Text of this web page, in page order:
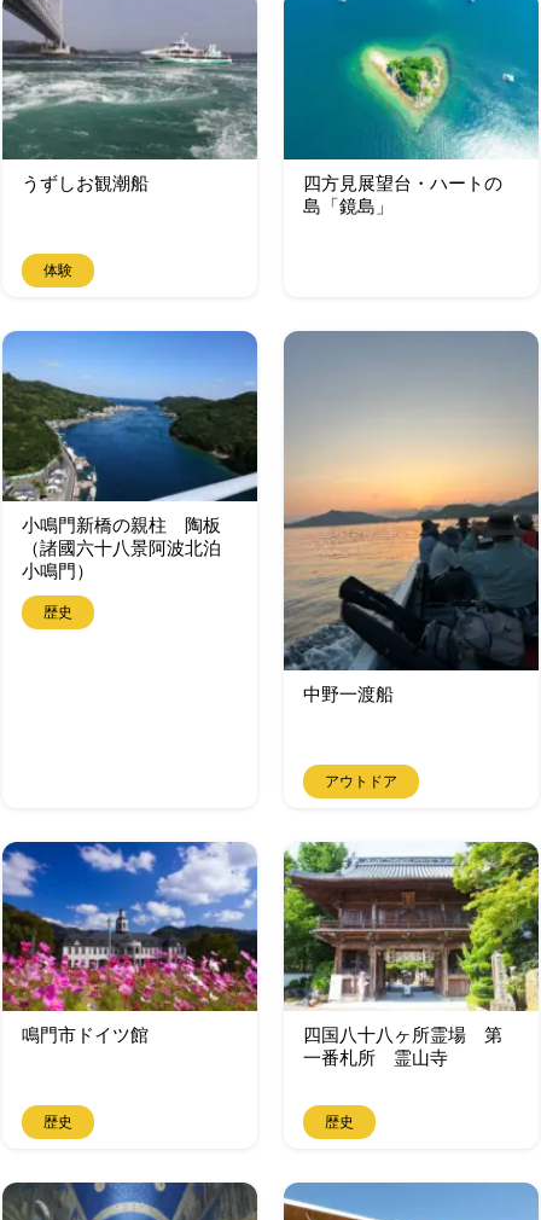
うずしお観潮船
体験
四方見展望台・ハートの
島「鏡島」
小鳴門新橋の親柱 陶板
（諸國六十八景阿波北泊
小鳴門）
歴史
中野一渡船
アウトドア
鳴門市ドイツ館
歴史
四国八十八ヶ所霊場 第
一番札所 霊山寺
歴史